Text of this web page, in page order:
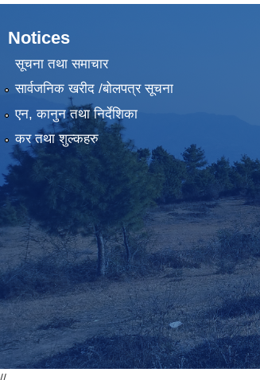
Notices
सूचना तथा समाचार
सार्वजनिक खरीद /बोलपत्र सूचना
एन, कानुन तथा निर्देशिका
कर तथा शुल्कहरु
//